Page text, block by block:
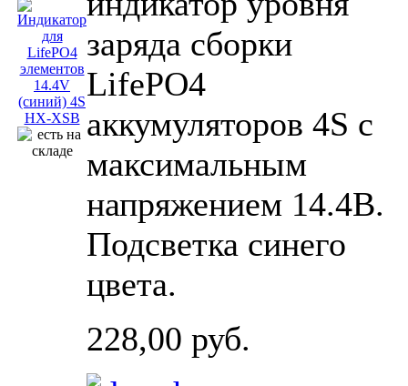
заряда сборки
LifePO4
аккумуляторов 4S с
максимальным
напряжением 14.4В.
Подсветка синего
цвета.
228,00 руб.